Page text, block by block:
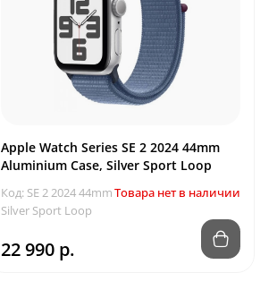
Apple Watch Series SE 2 2024 44mm
Aluminium Case, Silver Sport Loop
Код: SE 2 2024 44mm
Silver Sport Loop
Товара нет в наличии
22 990 р.